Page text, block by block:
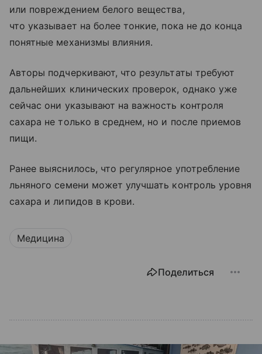
или повреждением белого вещества,
что указывает на более тонкие, пока не до конца
понятные механизмы влияния.
Авторы подчеркивают, что результаты требуют
дальнейших клинических проверок, однако уже
сейчас они указывают на важность контроля
сахара не только в среднем, но и после приемов
пищи.
Ранее выяснилось, что регулярное употребление
льняного семени может улучшать контроль уровня
сахара и липидов в крови.
Медицина
Поделиться